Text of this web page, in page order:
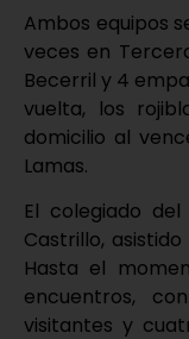
Ambos equipos
veces en
Becerril y 4
vuelta, los
domicilio al
Lamas.
El colegiado
Castrillo,
Hasta el
encuentros,
visitantes y